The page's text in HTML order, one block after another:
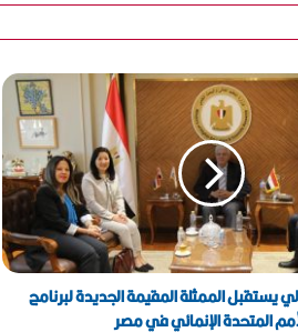
يستقبل الممثلة المقيمة الجديدة لبرنامج
المتحدة الإنمائي في مصر